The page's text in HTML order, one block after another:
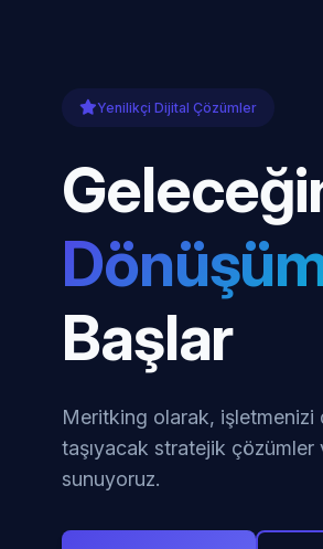
Yenilikçi Dijital Çözümler
Başlar
Meritking olarak, işletmenizi
taşıyacak stratejik
sunuyoruz.